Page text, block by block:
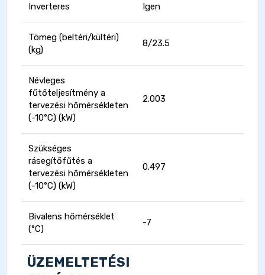
Inverteres Igen
Tömeg (beltéri/kültéri)
(kg)
8/23.5
Névleges
fűtőteljesítmény a
tervezési hőmérsékleten
(-10°C) (kW)
2.003
Szükséges
rásegítőfűtés a
tervezési hőmérsékleten
(-10°C) (kW)
0.497
Bivalens hőmérséklet
(°C)
-7
ÜZEMELTETÉSI